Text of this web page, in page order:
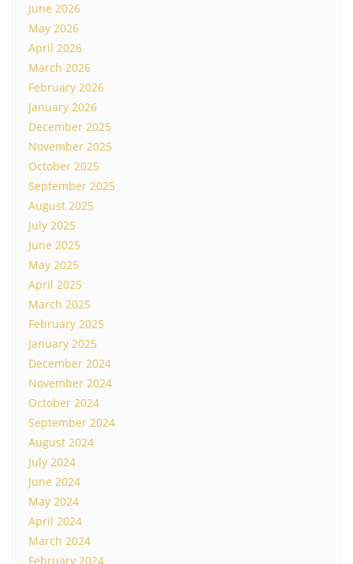
June 2026
May 2026
April 2026
March 2026
February 2026
January 2026
December 2025
November 2025
October 2025
September 2025
August 2025
July 2025
June 2025
May 2025
April 2025
March 2025
February 2025
January 2025
December 2024
November 2024
October 2024
September 2024
August 2024
July 2024
June 2024
May 2024
April 2024
March 2024
February 2024